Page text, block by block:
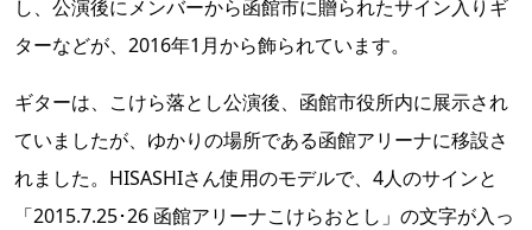
し、公演後にメンバーから函館市に贈られたサイン入りギ
ターなどが、2016年1月から飾られています。
ギターは、こけら落とし公演後、函館市役所内に展示され
ていましたが、ゆかりの場所である函館アリーナに移設さ
れました。HISASHIさん使用のモデルで、4人のサインと
「2015.7.25･26 函館アリーナこけらおとし」の文字が入っ